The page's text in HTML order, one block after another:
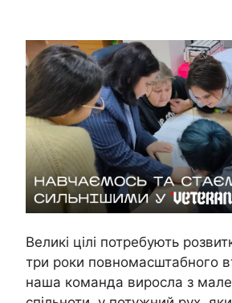
Великі цілі потребують
три роки повномасштабного
наша команда виросла з